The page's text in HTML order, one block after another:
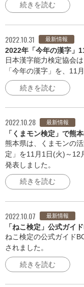
続きを読む
2022.10.31 最新情報
2022年「今年の漢字」
日本漢字能力検定協会
「今年の漢字」を、11
続きを読む
2022.10.28 最新情報
「くまモン検定」で熊
熊本県は、くまモンの
定」を11月1日(火)～12
発表しました。
続きを読む
2022.10.07 最新情報
「ねこ検定」公式ガイ
ねこ検定の公式ガイド
されました。
続きを読む